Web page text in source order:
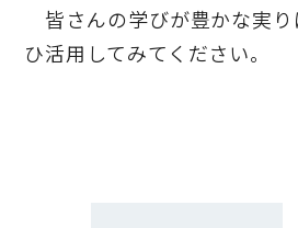
皆さんの学びが豊かな実り
ひ活用してみてください。